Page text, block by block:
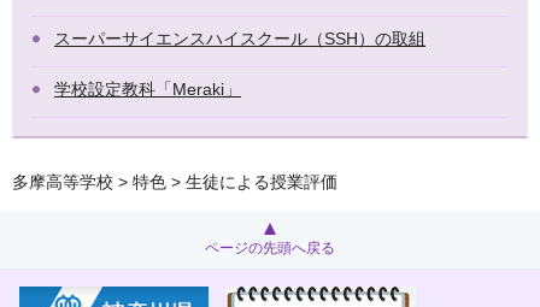
スーパーサイエンスハイスクール（SSH）の取組
学校設定教科「Meraki」
多摩高等学校 > 特色 > 生徒による授業評価
ページの先頭へ戻る